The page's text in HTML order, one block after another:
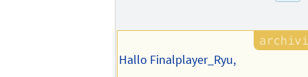
Hallo Finalplayer_Ryu,